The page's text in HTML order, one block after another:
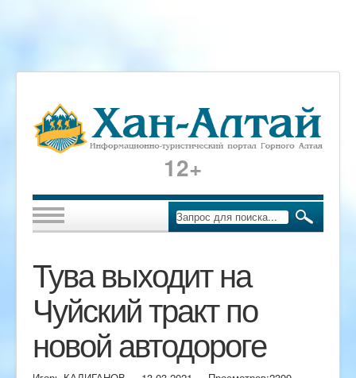
12+
Тува выходит на
Чуйский тракт по
новой автодороге